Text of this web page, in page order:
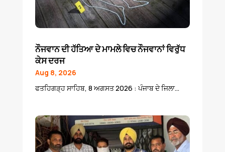
ਨੌਜਵਾਨ ਦੀ ਹੱਤਿਆ ਦੇ ਮਾਮਲੇ ਵਿਚ ਨੌਜਵਾਨਾਂ ਵਿਰੁੱਧ
ਕੇਸ ਦਰਜ
Aug 8, 2026
ਫਤਹਿਗੜ੍ਹ ਸਾਹਿਬ, 8 ਅਗਸਤ 2026 : ਪੰਜਾਬ ਦੇ ਜਿਲਾ...